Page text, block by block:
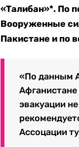
«Талибан»*. По
Вооруженные
Пакистане и по
«По данным
эвакуации
Ассоцации